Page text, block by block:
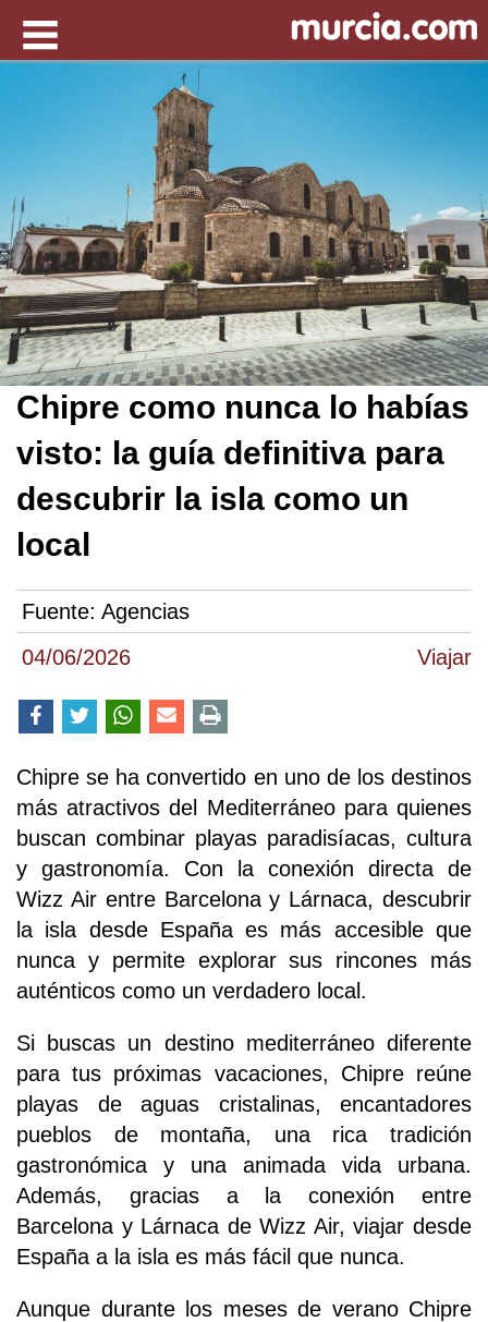
04/06/2026 Viajar
Chipre como nunca lo habías
visto: la guía definitiva para
descubrir la isla como un
local
Fuente: Agencias
Chipre se ha convertido en uno de los destinos
más atractivos del Mediterráneo para quienes
buscan combinar playas paradisíacas, cultura
y gastronomía. Con la conexión directa de
Wizz Air entre Barcelona y Lárnaca, descubrir
la isla desde España es más accesible que
nunca y permite explorar sus rincones más
auténticos como un verdadero local.
Si buscas un destino mediterráneo diferente
para tus próximas vacaciones, Chipre reúne
playas de aguas cristalinas, encantadores
pueblos de montaña, una rica tradición
gastronómica y una animada vida urbana.
Además, gracias a la conexión entre
Barcelona y Lárnaca de Wizz Air, viajar desde
España a la isla es más fácil que nunca.
Aunque durante los meses de verano Chipre